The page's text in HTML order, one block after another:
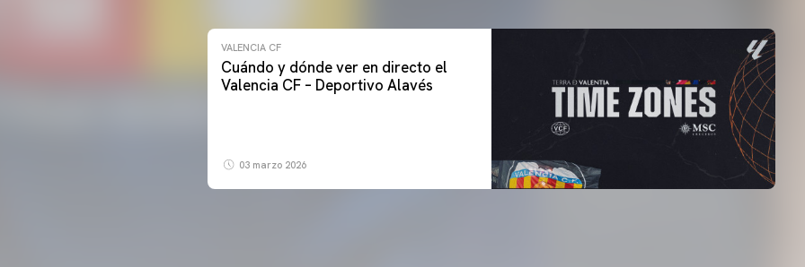
VALENCIA CF
Cuándo y dónde ver en directo el
Valencia CF – Deportivo Alavés
03 marzo 2026